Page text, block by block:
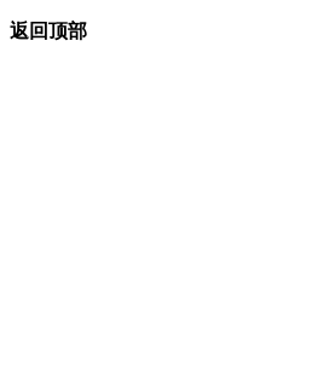
返回顶部